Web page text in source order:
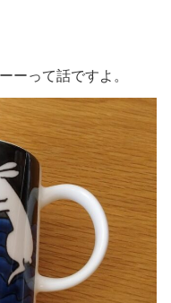
ーって話ですよ。